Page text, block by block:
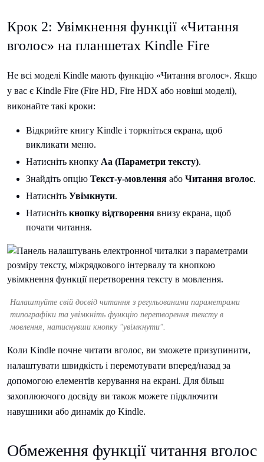
Крок 2: Увімкнення функції «Читання
вголос» на планшетах Kindle Fire
Не всі моделі Kindle мають функцію «Читання вголос». Якщо
у вас є Kindle Fire (Fire HD, Fire HDX або новіші моделі),
виконайте такі кроки:
Відкрийте книгу Kindle і торкніться екрана, щоб
викликати меню.
Натисніть кнопку Aa (Параметри тексту).
Знайдіть опцію Текст-у-мовлення або Читання вголос.
Натисніть Увімкнути.
Натисніть кнопку відтворення внизу екрана, щоб
почати читання.
Налаштуйте свій досвід читання з регульованими параметрами
типографіки та увімкніть функцію перетворення тексту в
мовлення, натиснувши кнопку "увімкнути".
Коли Kindle почне читати вголос, ви зможете призупинити,
налаштувати швидкість і перемотувати вперед/назад за
допомогою елементів керування на екрані. Для більш
захоплюючого досвіду ви також можете підключити
навушники або динамік до Kindle.
Обмеження функції читання вголос